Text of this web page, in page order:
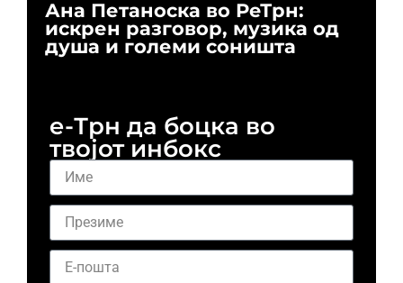
Ана Петаноска во РеТрн:
искрен разговор, музика од
душа и големи соништа
е-Трн да боцка во
твојот инбокс